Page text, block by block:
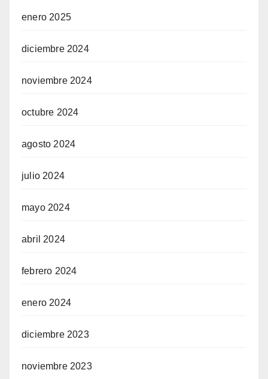
enero 2025
diciembre 2024
noviembre 2024
octubre 2024
agosto 2024
julio 2024
mayo 2024
abril 2024
febrero 2024
enero 2024
diciembre 2023
noviembre 2023